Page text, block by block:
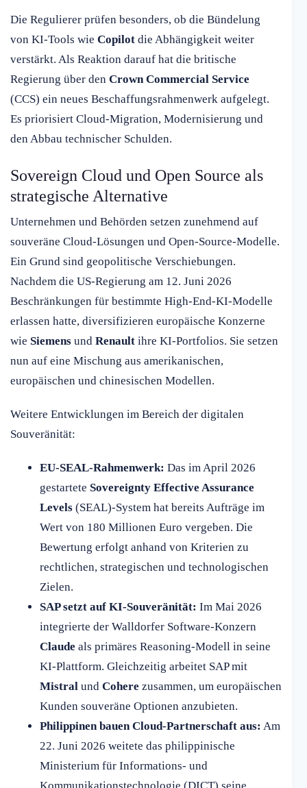
Die Regulierer prüfen besonders, ob die Bündelung
von KI-Tools wie Copilot die Abhängigkeit weiter
verstärkt. Als Reaktion darauf hat die britische
Regierung über den Crown Commercial Service
(CCS) ein neues Beschaffungsrahmenwerk aufgelegt.
Es priorisiert Cloud-Migration, Modernisierung und
den Abbau technischer Schulden.
Sovereign Cloud und Open Source als
strategische Alternative
Unternehmen und Behörden setzen zunehmend auf
souveräne Cloud-Lösungen und Open-Source-Modelle.
Ein Grund sind geopolitische Verschiebungen.
Nachdem die US-Regierung am 12. Juni 2026
Beschränkungen für bestimmte High-End-KI-Modelle
erlassen hatte, diversifizieren europäische Konzerne
wie Siemens und Renault ihre KI-Portfolios. Sie setzen
nun auf eine Mischung aus amerikanischen,
europäischen und chinesischen Modellen.
Weitere Entwicklungen im Bereich der digitalen
Souveränität:
EU-SEAL-Rahmenwerk: Das im April 2026
gestartete Sovereignty Effective Assurance
Levels(SEAL)-System hat bereits Aufträge im
Wert von 180 Millionen Euro vergeben. Die
Bewertung erfolgt anhand von Kriterien zu
rechtlichen, strategischen und technologischen
Zielen.
SAP setzt auf KI-Souveränität: Im Mai 2026
integrierte der Walldorfer Software-Konzern
Claude als primäres Reasoning-Modell in seine
KI-Plattform. Gleichzeitig arbeitet SAP mit
Mistralund Cohere zusammen, um europäischen
Kunden souveräne Optionen anzubieten.
Philippinen bauen Cloud-Partnerschaft aus: Am
22. Juni 2026 weitete das philippinische
Ministerium für Informations- und